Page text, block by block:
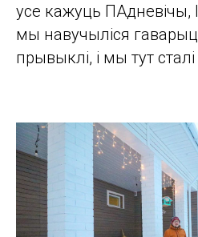
усе кажуць ПАдневічы,
мы навучыліся
прывыклі, і мы тут